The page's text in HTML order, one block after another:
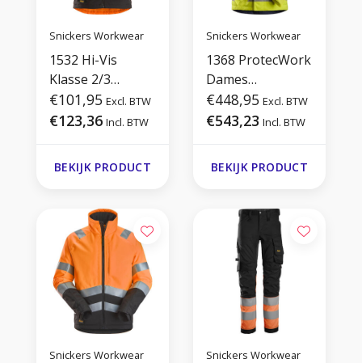
Snickers Workwear
1532 Hi-Vis
Klasse 2/3
Werkjas
€101,95 Excl. BTW
€123,36 Incl. BTW
BEKIJK PRODUCT
Snickers Workwear
1368 ProtecWork
Dames
Waterproof Shell
jack
€448,95 Excl. BTW
€543,23 Incl. BTW
BEKIJK PRODUCT
Snickers Workwear Snickers Workwear